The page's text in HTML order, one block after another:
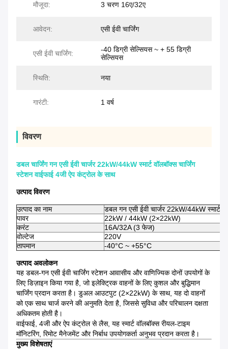
मौजूदा: 3 चरण 16ए/32ए
आवेदन: एसी ईवी चार्जिंग
एसी ईवी चार्जिंग:
-40 डिग्री सेल्सियस ~ + 55 डिग्री
सेल्सियस
स्थिति: नया
गारंटी: 1 वर्ष
विवरण
डबल चार्जिंग गन एसी ईवी चार्जर 22kW/44kW स्मार्ट वॉलबॉक्स चार्जिंग
स्टेशन वाईफाई 4जी ऐप कंट्रोल के साथ
उत्पाद विवरण
उत्पाद का नाम
डबल गन एसी ईवी चार्जर 22kW/44kW स्मार्ट
पावर
22kW / 44kW (2×22kW)
करंट
16A/32A (3 फेज)
वोल्टेज
220V
तापमान
-40°C ~ +55°C
उत्पाद अवलोकन
यह डबल-गन एसी ईवी चार्जिंग स्टेशन आवासीय और वाणिज्यिक दोनों उपयोगों के
लिए डिज़ाइन किया गया है, जो इलेक्ट्रिक वाहनों के लिए कुशल और बुद्धिमान
चार्जिंग प्रदान करता है। डुअल आउटपुट (2×22kW) के साथ, यह दो वाहनों
को एक साथ चार्ज करने की अनुमति देता है, जिससे सुविधा और परिचालन दक्षता
अधिकतम होती है।
वाईफाई, 4जी और ऐप कंट्रोल से लैस, यह स्मार्ट वॉलबॉक्स रीयल-टाइम
मॉनिटरिंग, रिमोट मैनेजमेंट और निर्बाध उपयोगकर्ता अनुभव प्रदान करता है।
मुख्य विशेषताएं